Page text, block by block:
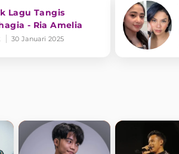
Lagu Tangis
- Ria Amelia
30 Januari 2025